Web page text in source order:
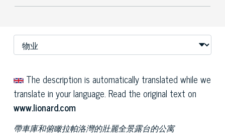
The description is automatically translated while we
translate in your language. Read the original text on
www.lionard.com
帶車庫和俯瞰拉帕洛灣的壯麗全景露台的公寓